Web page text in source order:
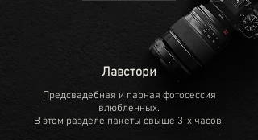
Лавстори
Предсвадебная и парная фотосессия
влюбленных.
В этом разделе пакеты свыше 3-х часов.